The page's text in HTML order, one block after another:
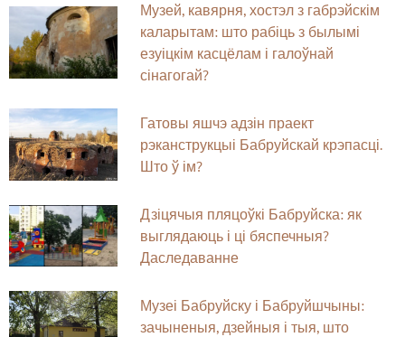
Музей, кавярня, хостэл з габрэйскім
каларытам: што рабіць з былымі
езуіцкім касцёлам і галоўнай
сінагогай?
Гатовы яшчэ адзін праект
рэканструкцыі Бабруйскай крэпасці.
Што ў ім?
Дзіцячыя пляцоўкі Бабруйска: як
выглядаюць і ці бяспечныя?
Даследаванне
Музеі Бабруйску і Бабруйшчыны:
зачыненыя, дзейныя і тыя, што